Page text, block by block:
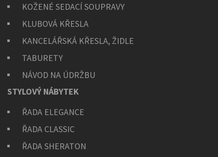
KOŽENÉ SEDACÍ SOUPRAVY
KLUBOVÁ KŘESLA
KANCELÁŘSKÁ KŘESLA, ŽIDLE
TABURETY
NÁVOD NA ÚDRŽBU
STYLOVÝ NÁBYTEK
ŘADA ELEGANCE
ŘADA CLASSIC
ŘADA SHERATON